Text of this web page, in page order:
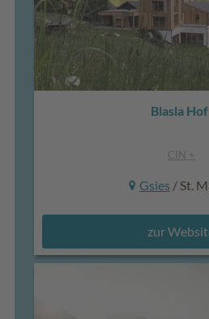
Blasla Hof
CIN +
Gsies / St.
zur